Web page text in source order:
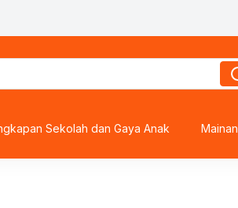
Sekolah dan Gaya Anak Mainan